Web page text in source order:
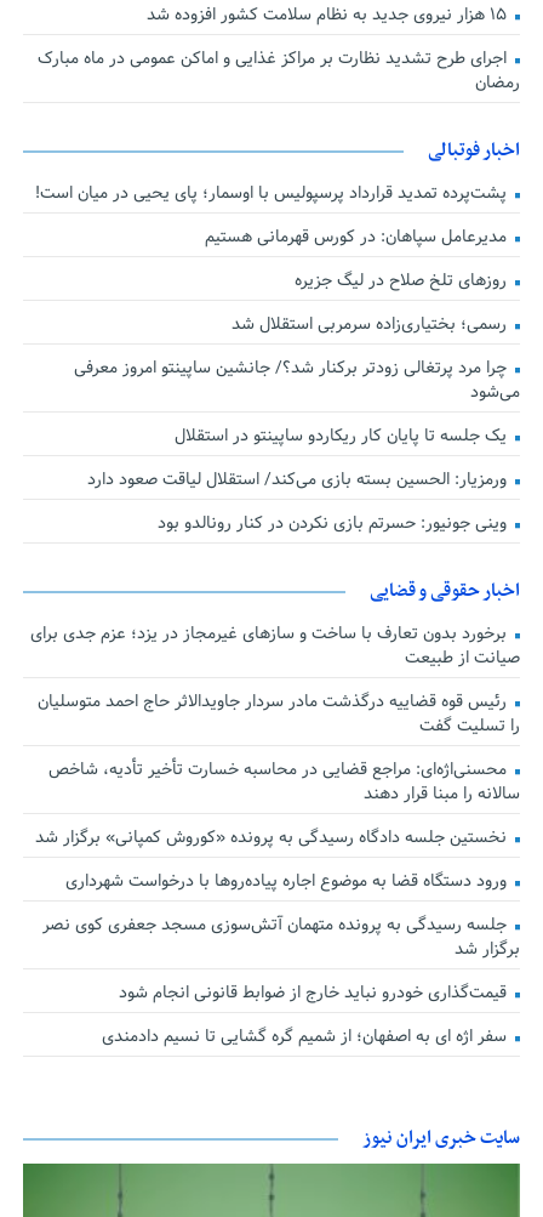
۱۵ هزار نیروی جدید به نظام سلامت کشور افزوده شد
اجرای طرح تشدید نظارت بر مراکز غذایی و اماکن عمومی در ماه مبارک
رمضان
اخبار فوتبالی
پشت‌پرده تمدید قرارداد پرسپولیس با اوسمار؛ پای یحیی در میان است!
مدیرعامل سپاهان: در کورس قهرمانی هستیم
روزهای تلخ صلاح در لیگ جزیره
رسمی؛ بختیاری‌زاده سرمربی استقلال شد
چرا مرد پرتغالی زودتر برکنار شد؟/ جانشین ساپینتو امروز معرفی
می‌شود
یک جلسه تا پایان کار ریکاردو ساپینتو در استقلال
ورمزیار: الحسین بسته بازی می‌کند/ استقلال لیاقت صعود دارد
وینی جونیور: حسرتم بازی نکردن در کنار رونالدو بود
اخبار حقوقی و قضایی
برخورد بدون تعارف با ساخت‌ و سازهای غیرمجاز در یزد؛ عزم جدی برای
صیانت از طبیعت
رئیس قوه قضاییه درگذشت مادر سردار جاویدالاثر حاج احمد متوسلیان
را تسلیت گفت
محسنی‌اژه‌ای: مراجع قضایی در محاسبه خسارت تأخیر تأدیه، شاخص
سالانه را مبنا قرار دهند
نخستین جلسه دادگاه رسیدگی به پرونده «کوروش کمپانی» برگزار شد
ورود دستگاه قضا به موضوع اجاره پیاده‌روها با درخواست شهرداری
جلسه رسیدگی به پرونده متهمان آتش‌سوزی مسجد جعفری کوی نصر
برگزار شد
قیمت‌گذاری خودرو نباید خارج از ضوابط قانونی انجام شود
سفر اژه ای به اصفهان؛ از شمیم گره گشایی تا نسیم دادمندی
سایت خبری ایران نیوز